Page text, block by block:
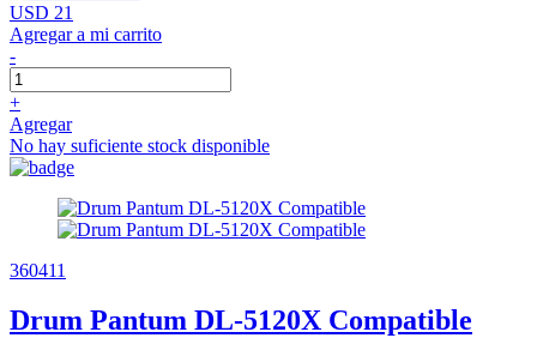
USD 21
Agregar a mi carrito
-
+
Agregar
No hay suficiente stock disponible
360411
Drum Pantum DL-5120X Compatible